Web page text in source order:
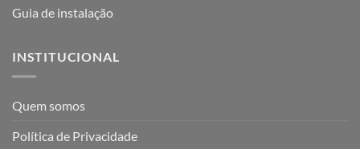
Guia de instalação
INSTITUCIONAL
Quem somos
Política de Privacidade